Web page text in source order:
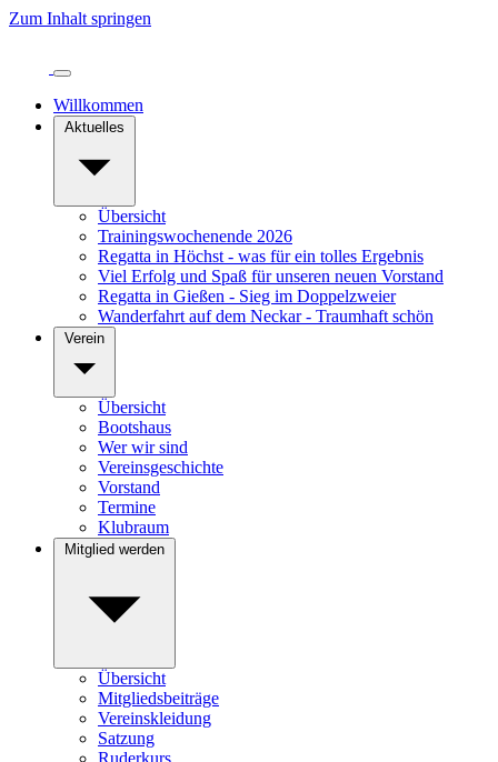
Zum Inhalt springen
Willkommen
Aktuelles
Übersicht
Trainingswochenende 2026
Regatta in Höchst - was für ein tolles Ergebnis
Viel Erfolg und Spaß für unseren neuen Vorstand
Regatta in Gießen - Sieg im Doppelzweier
Wanderfahrt auf dem Neckar - Traumhaft schön
Verein
Übersicht
Bootshaus
Wer wir sind
Vereinsgeschichte
Vorstand
Termine
Klubraum
Mitglied werden
Übersicht
Mitgliedsbeiträge
Vereinskleidung
Satzung
Ruderkurs